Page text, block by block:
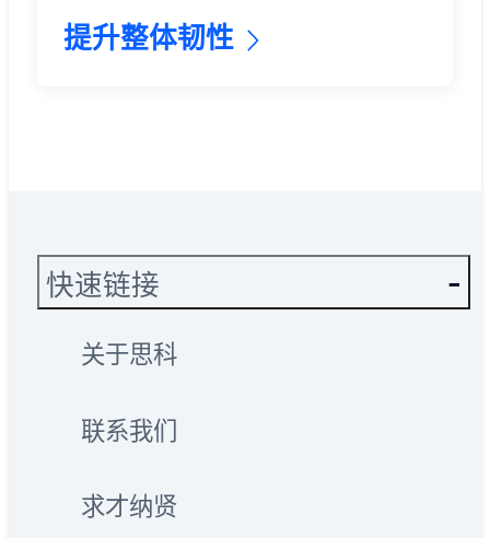
提升整体韧性
快速链接
关于思科
联系我们
求才纳贤